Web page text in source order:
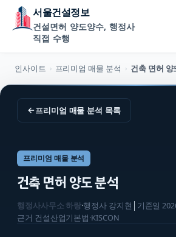
서울건설정보
건설면허 양도양수, 행정사
직접 수행
인사이트 › 프리미엄 매물 분석 › 건축 면허 양
←프리미엄 매물 분석 목록
프리미엄 매물 분석
건축 면허 양도 분석
행정사사무소 하랑·행정사 강지현 기준일
근거 건설산업기본법·KISCON